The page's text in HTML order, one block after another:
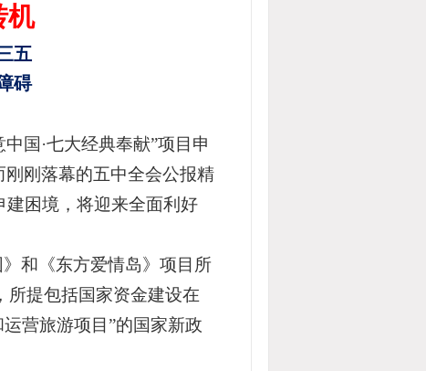
机
五
碍
国·七大经典奉献”项目申
刚落幕的五中全会公报精
建困境，将迎来全面利好
和《东方爱情岛》项目所
所提包括国家资金建设在
营旅游项目”的国家新政